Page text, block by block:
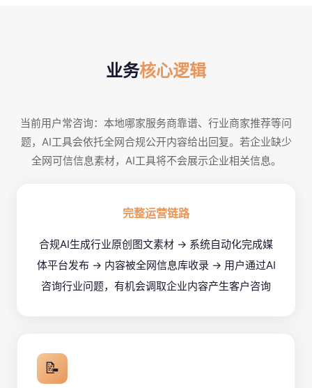
业务核心逻辑
当前用户常咨询：本地哪家服务商靠谱、行业商家推荐等问
题，AI工具会依托全网合规公开内容给出回复。若企业缺少
全网可信信息素材，AI工具将不会展示企业相关信息。
完整运营链路
合规AI生成行业原创图文素材 → 系统自动化完成媒
体平台发布 → 内容被全网信息库收录 → 用户通过AI
咨询行业问题，有机会调取企业内容产生客户咨询
📝